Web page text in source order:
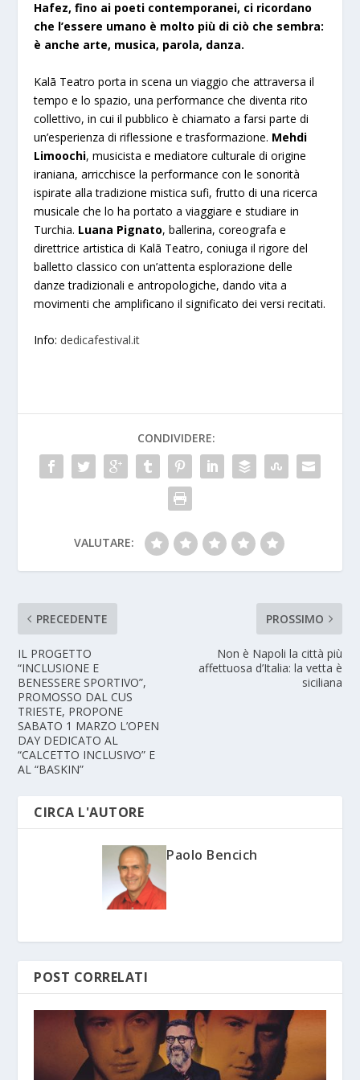
Hafez, fino ai poeti contemporanei, ci ricordano
che l’essere umano è molto più di ciò che sembra:
è anche arte, musica, parola, danza.
Kalā Teatro porta in scena un viaggio che attraversa il
tempo e lo spazio, una performance che diventa rito
collettivo, in cui il pubblico è chiamato a farsi parte di
un’esperienza di riflessione e trasformazione. Mehdi
Limoochi, musicista e mediatore culturale di origine
iraniana, arricchisce la performance con le sonorità
ispirate alla tradizione mistica sufi, frutto di una ricerca
musicale che lo ha portato a viaggiare e studiare in
Turchia. Luana Pignato, ballerina, coreografa e
direttrice artistica di Kalā Teatro, coniuga il rigore del
balletto classico con un’attenta esplorazione delle
danze tradizionali e antropologiche, dando vita a
movimenti che amplificano il significato dei versi recitati.
Info: dedicafestival.it
CONDIVIDERE:
VALUTARE:
PRECEDENTE
IL PROGETTO
“INCLUSIONE E
BENESSERE SPORTIVO”,
PROMOSSO DAL CUS
TRIESTE, PROPONE
SABATO 1 MARZO L’OPEN
DAY DEDICATO AL
“CALCETTO INCLUSIVO” E
AL “BASKIN”
PROSSIMO
Non è Napoli la città più
affettuosa d’Italia: la vetta è
siciliana
CIRCA L'AUTORE
Paolo Bencich
POST CORRELATI